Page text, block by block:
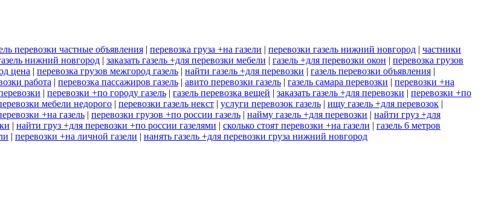
перевозки частные объявления | перевозка груза +на газели | перевозки газель нижний новгород | частники
нижний новгород | заказать газель +для перевозки мебели | газель +для перевозки окон | перевозка грузов
цена | перевозка грузов межгород газель | найти газель +для перевозки | газель перевозки объявления |
работа | перевозка пассажиров газель | авито перевозки газель | газель самара перевозки | перевозки +на
| перевозки +по городу газель | газель перевозка вещей | заказать газель +для перевозки | перевозки +по
мебели недорого | перевозки газель некст | услуги перевозок газель | ищу газель +для перевозок |
+на газель | перевозки грузов +по россии газель | найму газель +для перевозки | найти груз +для
| найти груз +для перевозки +по россии газелями | сколько стоят перевозки +на газели | газель 6 метров
| перевозки +на личной газели | нанять газель +для перевозки груза нижний новгород